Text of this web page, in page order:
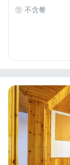
不含餐